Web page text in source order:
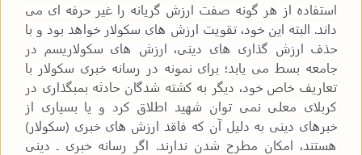
استفاده از هر گونه صفت ارزش گریانه را غیر حرفه ای می
داند. البته این خود، تقویت ارزش های سکولار خواهد بود و با
حذف ارزش گذاری های دینی، ارزش های سکولاریسم در
جامعه بسط می یابد؛ برای نمونه در رسانه خبری سکولار با
تعاریف خاص خود، دیگر به کشته شدگان حادثه بمبگذاری در
کربلای معلی نمی توان شهید اطلاق کرد و یا بسیاری از
خبرهای دینی به دلیل آن که فاقد ارزش های خبری (سکولار)
هستند، امکان مطرح شدن ندارند. اگر رسانه خبری ـ دینی